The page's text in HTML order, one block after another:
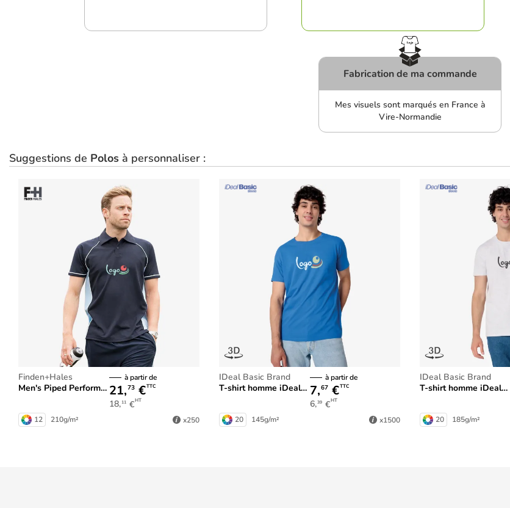
Fabrication de ma commande
Mes visuels sont marqués en France à
Vire-Normandie
Suggestions de Polos à personnaliser :
Finden+Hales
Men's Piped Performance Polo
à partir de
18, 11 €HT
21,73 €TTC
12 210g/m² x250
iDeal Basic Brand
T-shirt homme iDeal150
à partir de
6,39 €HT
7,67 €TTC
20 145g/m² x1500
iDeal Basic Brand
T-shirt homme iDeal190
20 185g/m²